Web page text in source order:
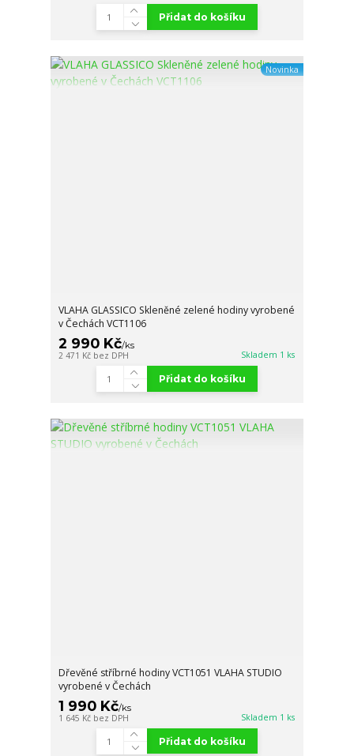
Přidat do košíku
Novinka
VLAHA GLASSICO Skleněné zelené hodiny vyrobené
v Čechách VCT1106
2 990 Kč/ks
2 471 Kč bez DPH Skladem 1 ks
Přidat do košíku
Dřevěné stříbrné hodiny VCT1051 VLAHA STUDIO
vyrobené v Čechách
1 990 Kč/ks
1 645 Kč bez DPH Skladem 1 ks
Přidat do košíku